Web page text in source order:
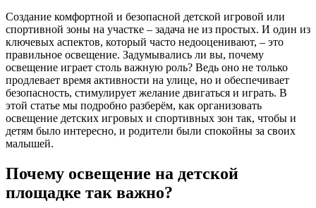
Создание комфортной и безопасной детской игровой или
спортивной зоны на участке – задача не из простых. И один из
ключевых аспектов, который часто недооценивают, – это
правильное освещение. Задумывались ли вы, почему
освещение играет столь важную роль? Ведь оно не только
продлевает время активности на улице, но и обеспечивает
безопасность, стимулирует желание двигаться и играть. В
этой статье мы подробно разберём, как организовать
освещение детских игровых и спортивных зон так, чтобы и
детям было интересно, и родители были спокойны за своих
малышей.
Почему освещение на детской
площадке так важно?